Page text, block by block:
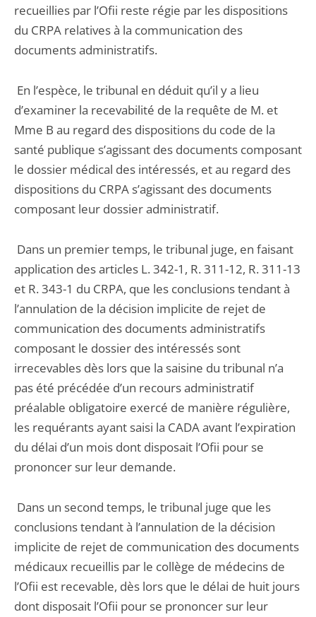
recueillies par l’Ofii reste régie par les dispositions
du CRPA relatives à la communication des
documents administratifs.
En l’espèce, le tribunal en déduit qu’il y a lieu
d’examiner la recevabilité de la requête de M. et
Mme B au regard des dispositions du code de la
santé publique s’agissant des documents composant
le dossier médical des intéressés, et au regard des
dispositions du CRPA s’agissant des documents
composant leur dossier administratif.
Dans un premier temps, le tribunal juge, en faisant
application des articles L. 342-1, R. 311-12, R. 311-13
et R. 343-1 du CRPA, que les conclusions tendant à
l’annulation de la décision implicite de rejet de
communication des documents administratifs
composant le dossier des intéressés sont
irrecevables dès lors que la saisine du tribunal n’a
pas été précédée d’un recours administratif
préalable obligatoire exercé de manière régulière,
les requérants ayant saisi la CADA avant l’expiration
du délai d’un mois dont disposait l’Ofii pour se
prononcer sur leur demande.
Dans un second temps, le tribunal juge que les
conclusions tendant à l’annulation de la décision
implicite de rejet de communication des documents
médicaux recueillis par le collège de médecins de
l’Ofii est recevable, dès lors que le délai de huit jours
dont disposait l’Ofii pour se prononcer sur leur